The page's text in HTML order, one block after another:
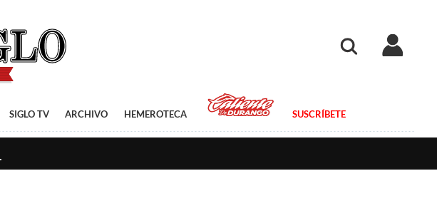
SIGLO TV ARCHIVO HEMEROTECA SUSCRÍBETE